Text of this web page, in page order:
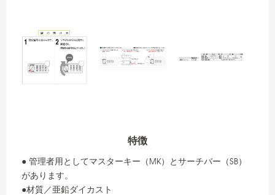
特徴
● 管理者用としてマスターキー（MK）とサーチバー（SB）
があります。
●材質／亜鉛ダイカスト